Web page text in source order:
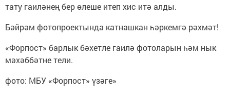
тату гаиләнең бер өлеше итеп хис итә алды.
Бәйрәм фотопроектында катнашкан һәркемгә рәхмәт!
«Форпост» барлык бәхетле гаилә фотоларын һәм нык
мәхәббәтне тели.
фото: МБУ «Форпост» үзәге»